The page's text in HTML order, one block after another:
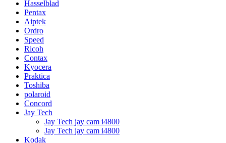
Hasselblad
Pentax
Aiptek
Ordro
Speed
Ricoh
Contax
Kyocera
Praktica
Toshiba
polaroid
Concord
Jay Tech
Jay Tech jay cam i4800
Jay Tech jay cam i4800
Kodak